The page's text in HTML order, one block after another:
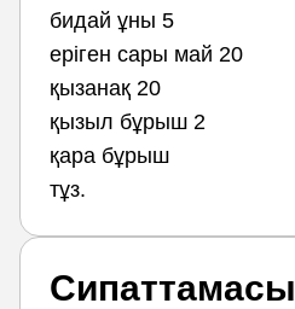
бидай ұны 5
еріген сары май 20
қызанақ 20
қызыл бұрыш 2
қара бұрыш
тұз.
Сипаттамасы